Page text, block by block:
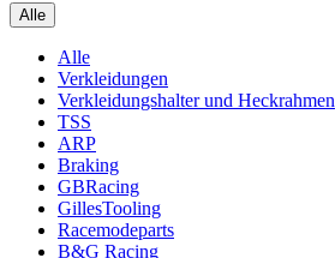
Alle
Alle
Verkleidungen
Verkleidungshalter und Heckrahmen
TSS
ARP
Braking
GBRacing
GillesTooling
Racemodeparts
B&G Racing